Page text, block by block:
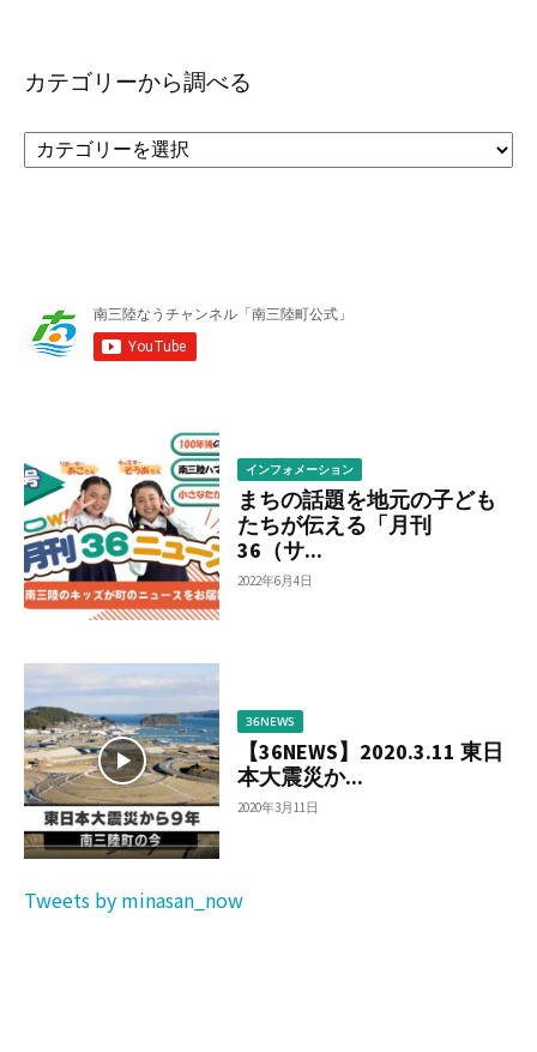
カテゴリーから調べる
カ
テ
ら
調
インフォメーション
まちの話題を地元の子ども
たちが伝える「月刊
36（サ...
2022年6月4日
36NEWS
【36NEWS】2020.3.11 東日
本大震災か...
2020年3月11日
Tweets by minasan_now